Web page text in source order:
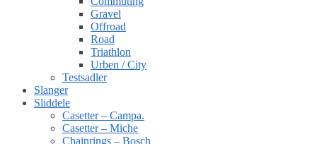
Gravel
Offroad
Road
Triathlon
Urben / City
Testsadler
Slanger
Sliddele
Casetter – Campa.
Casetter – Miche
Chainrings – Bosch